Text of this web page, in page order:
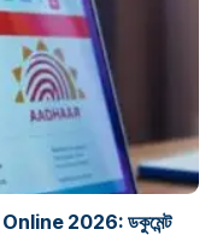
2026: ডকুমেন্ট